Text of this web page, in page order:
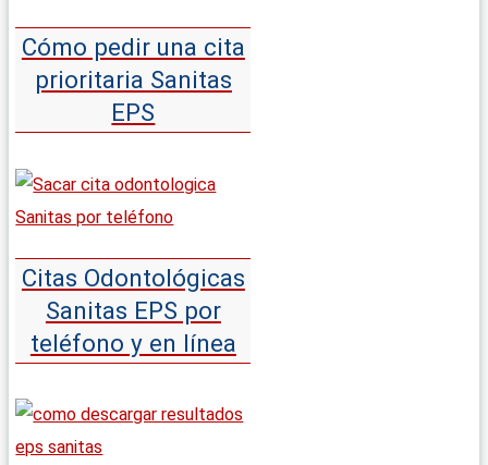
Cómo pedir una cita
prioritaria Sanitas
EPS
Citas Odontológicas
Sanitas EPS por
teléfono y en línea